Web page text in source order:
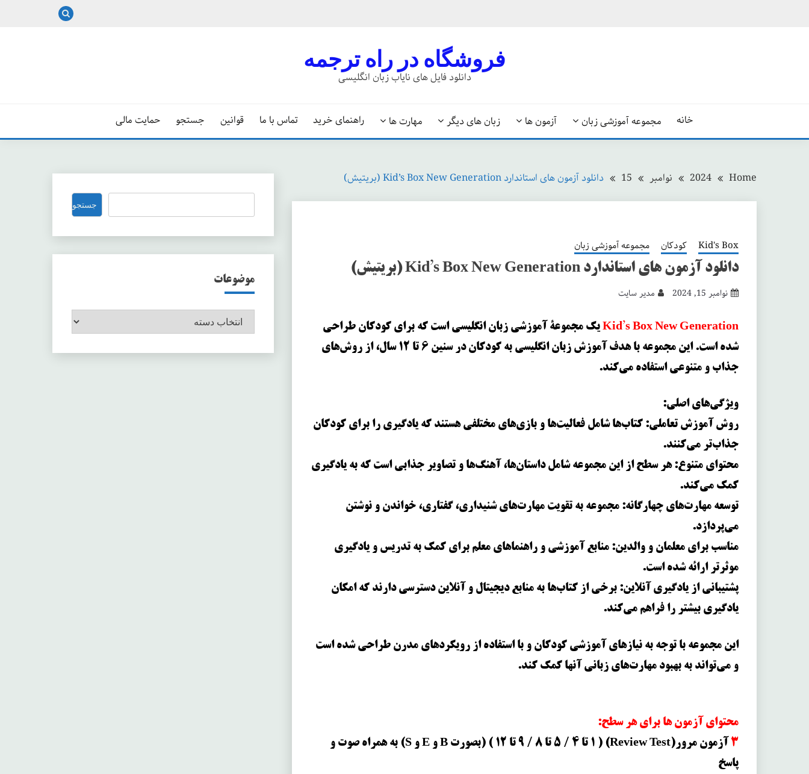
فروشگاه در راه ترجمه
دانلود فایل های نایاب زبان انگلیسی
خانه مجموعه آموزشی زبان آزمون ها زبان های دیگر مهارت ها راهنمای خرید تماس با ما قوانین جستجو حمایت مالی
Home
2024 نوامبر 15 دانلود آزمون های استاندارد Kid’s Box New Generation (بریتیش)
Kid's Box کودکان
مجموعه آموزشی زبان
دانلود آزمون های استاندارد Kid’s Box New Generation (بریتیش)
نوامبر 15, 2024 مدیر سایت
Kid’s Box New Generation یک مجموعۀ آموزشی زبان انگلیسی است که برای کودکان طراحی
شده است. این مجموعه با هدف آموزش زبان انگلیسی به کودکان در سنین 6 تا 12 سال، از روش‌های
جذاب و متنوعی استفاده می‌کند.
ویژگی‌های اصلی:
روش آموزش تعاملی: کتاب‌ها شامل فعالیت‌ها و بازی‌های مختلفی هستند که یادگیری را برای کودکان
جذاب‌تر می‌کنند.
محتوای متنوع: هر سطح از این مجموعه شامل داستان‌ها، آهنگ‌ها و تصاویر جذابی است که به یادگیری
کمک می‌کند.
توسعه مهارت‌های چهارگانه: مجموعه به تقویت مهارت‌های شنیداری، گفتاری، خواندن و نوشتن
می‌پردازد.
مناسب برای معلمان و والدین: منابع آموزشی و راهنماهای معلم برای کمک به تدریس و یادگیری
موثرتر ارائه شده است.
پشتیبانی از یادگیری آنلاین: برخی از کتاب‌ها به منابع دیجیتال و آنلاین دسترسی دارند که امکان
یادگیری بیشتر را فراهم می‌کند.
این مجموعه با توجه به نیازهای آموزشی کودکان و با استفاده از رویکردهای مدرن طراحی شده است
و می‌تواند به بهبود مهارت‌های زبانی آنها کمک کند.
محتوای آزمون ها برای هر سطح:
3
آزمون مرور(Review Test) ( 1 تا 4 / 5 تا 8 / 9 تا 12 ) (بصورت B و E و S) به همراه صوت و
پاسخ
جستجو جستجو
موضوعات
موضوعات